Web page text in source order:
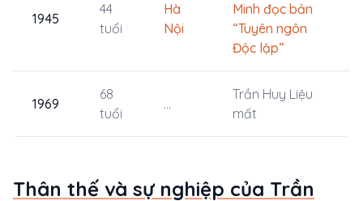
1945
44
tuổi
Hà
Nội
Minh đọc bản
“Tuyên ngôn
Độc lập”
1969
68
tuổi
...
Trần Huy Liệu
mất
Thân thế và sự nghiệp của Trần